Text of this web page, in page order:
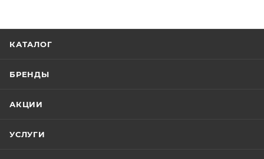
КАТАЛОГ
БРЕНДЫ
АКЦИИ
УСЛУГИ